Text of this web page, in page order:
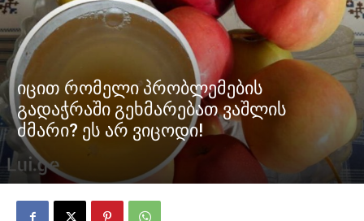
იცით რომელი პრობლემების
გადაჭრაში გეხმარებათ ვაშლის
ძმარი? ეს არ ვიცოდი!